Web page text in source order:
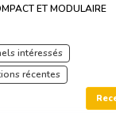
ET MODULAIRE
intéressés
récentes